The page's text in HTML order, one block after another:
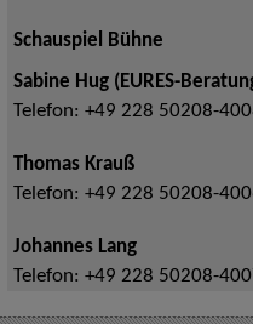
Schauspiel Bühne
Sabine Hug (EURES-
Telefon: +49 228 50208-
Thomas Krauß
Telefon: +49 228 50208-
Johannes Lang
Telefon: +49 228 50208-